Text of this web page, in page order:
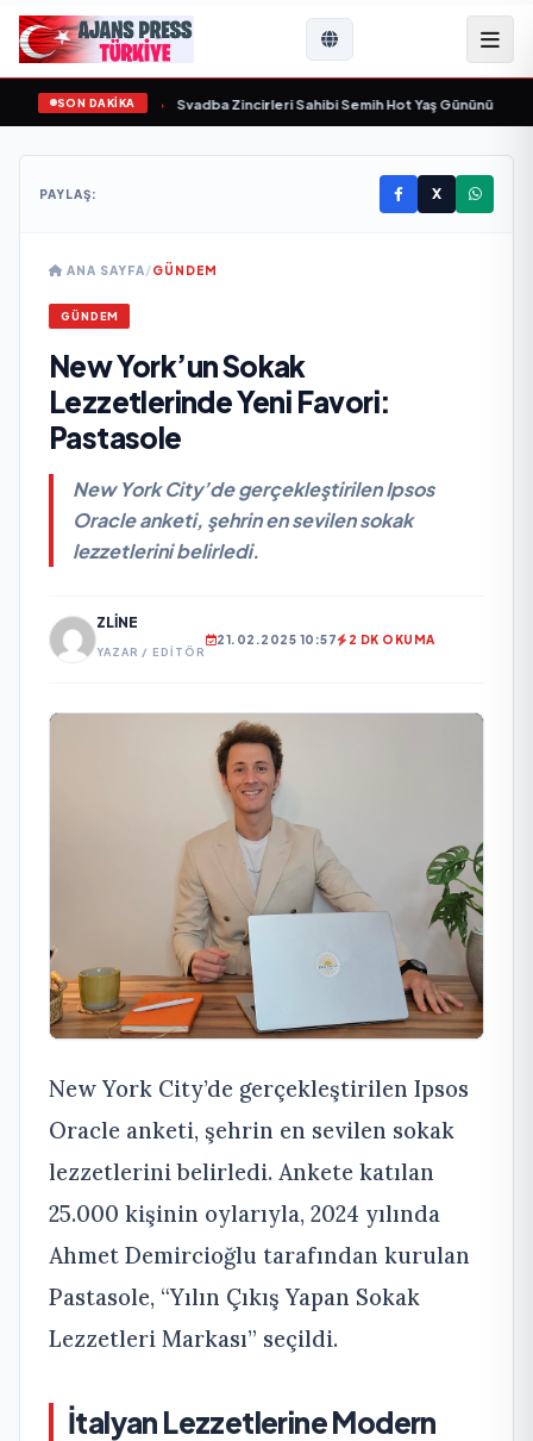
SON DAKİKA
yaşamını yitirdi Svadba Zincirleri Sahibi Semih Hot Yaş Gününü Sanat
PAYLAŞ: X
ANA SAYFA/GÜNDEM
GÜNDEM
New York’un Sokak
Lezzetlerinde Yeni Favori:
Pastasole
New York City’de gerçekleştirilen Ipsos
Oracle anketi, şehrin en sevilen sokak
lezzetlerini belirledi.
ZLINE
YAZAR / EDITÖR
21.02.2025 10:57 2 DK OKUMA
New York City’de gerçekleştirilen Ipsos
Oracle anketi, şehrin en sevilen sokak
lezzetlerini belirledi. Ankete katılan
25.000 kişinin oylarıyla, 2024 yılında
Ahmet Demircioğlu tarafından kurulan
Pastasole, “Yılın Çıkış Yapan Sokak
Lezzetleri Markası” seçildi.
İtalyan Lezzetlerine Modern